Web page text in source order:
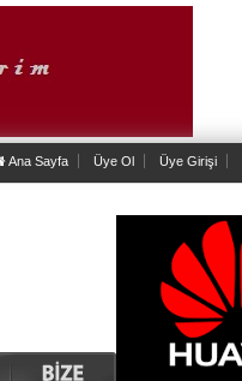
Ana Sayfa Üye Ol Üye Girişi